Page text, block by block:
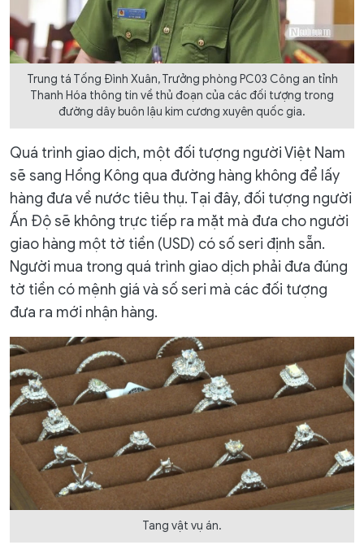
Trung tá Tống Đình Xuân, Trưởng phòng PC03 Công an tỉnh
Thanh Hóa thông tin về thủ đoạn của các đối tượng trong
đường dây buôn lậu kim cương xuyên quốc gia.
Quá trình giao dịch, một đối tượng người Việt Nam
sẽ sang Hồng Kông qua đường hàng không để lấy
hàng đưa về nước tiêu thụ. Tại đây, đối tượng người
Ấn Độ sẽ không trực tiếp ra mặt mà đưa cho người
giao hàng một tờ tiền (USD) có số seri định sẵn.
Người mua trong quá trình giao dịch phải đưa đúng
tờ tiền có mệnh giá và số seri mà các đối tượng
đưa ra mới nhận hàng.
Tang vật vụ án.